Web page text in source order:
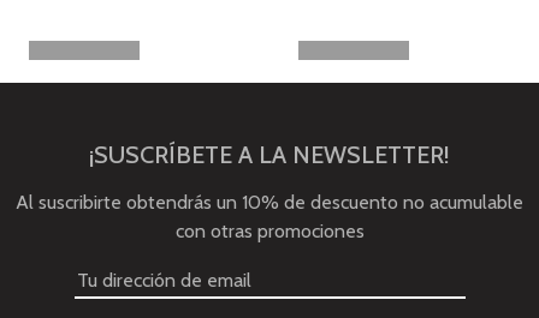
¡SUSCRÍBETE A LA NEWSLETTER!
Al suscribirte obtendrás un 10% de descuento no acumulable
con otras promociones